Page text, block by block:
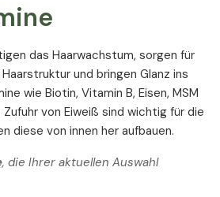
das Haarwachstum, sorgen für
und bringen Glanz ins
wie Biotin, Vitamin B, Eisen, MSM
von Eiweiß sind wichtig für die
diese von innen her aufbauen.
, die Ihrer aktuellen Auswahl